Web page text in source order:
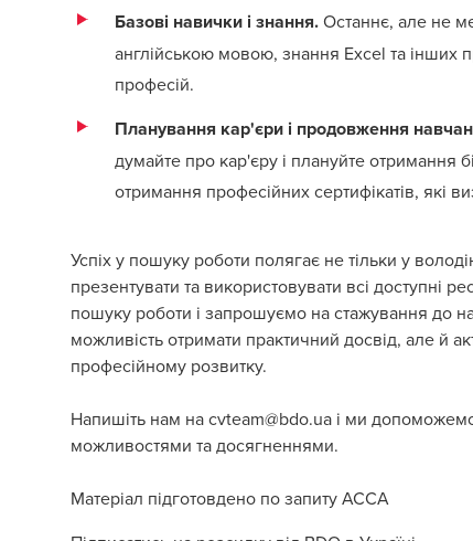
Базові навички і знання.Останнє, але не
англійською мовою, знання Excel та інших
професій.
Планування кар'єри і продовження
думайте про кар'єру і плануйте отримання
отримання професійних сертифікатів, які
Успіх у пошуку роботи полягає не тільки у
презентувати та використовувати всі доступні
пошуку роботи і запрошуємо на стажування до
можливість отримати практичний досвід, але й
професійному розвитку.
Напишіть нам наcvteam@bdo.ua і ми
можливостями та досягненнями.
Матеріал підготовдено по запитуАССА